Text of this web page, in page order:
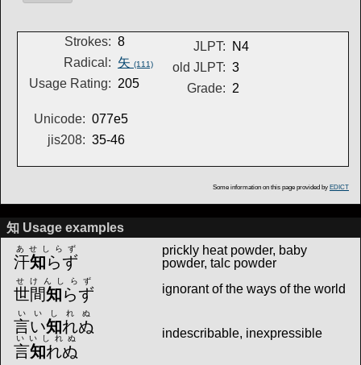
Strokes: 8
Radical: 矢 (111)
Usage Rating: 205
JLPT:
N4
old JLPT: 3
Grade: 2
Unicode: 077e5
jis208: 35-46
Some information on this page provided by EDICT
知 Usage examples
汗知らず
あせしらず
prickly heat powder, baby
powder, talc powder
世間知らず
せけんしらず
ignorant of the ways of the world
言い知れぬ
いいしれぬ
言知れぬ
いいしれぬ indescribable, inexpressible